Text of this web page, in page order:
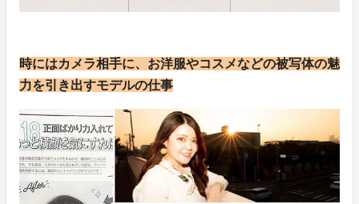
時にはカメラ相手に、お洋服やコスメなどの被写体の魅
力を引き出すモデルの仕事